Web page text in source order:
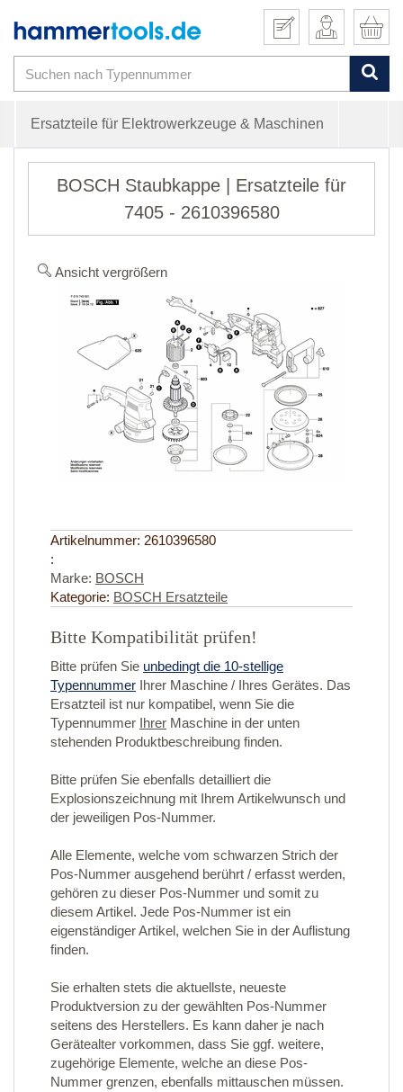
Ersatzteile für Elektrowerkzeuge & Maschinen
BOSCH Staubkappe | Ersatzteile für
7405 - 2610396580
Ansicht vergrößern
Artikelnummer: 2610396580
:
Marke: BOSCH
Kategorie: BOSCH Ersatzteile
Bitte Kompatibilität prüfen!
Bitte prüfen Sie unbedingt die 10-stellige
Typennummer Ihrer Maschine / Ihres Gerätes. Das
Ersatzteil ist nur kompatibel, wenn Sie die
Typennummer Ihrer Maschine in der unten
stehenden Produktbeschreibung finden.
Bitte prüfen Sie ebenfalls detailliert die
Explosionszeichnung mit Ihrem Artikelwunsch und
der jeweiligen Pos-Nummer.
Alle Elemente, welche vom schwarzen Strich der
Pos-Nummer ausgehend berührt / erfasst werden,
gehören zu dieser Pos-Nummer und somit zu
diesem Artikel. Jede Pos-Nummer ist ein
eigenständiger Artikel, welchen Sie in der Auflistung
finden.
Sie erhalten stets die aktuellste, neueste
Produktversion zu der gewählten Pos-Nummer
seitens des Herstellers. Es kann daher je nach
Gerätealter vorkommen, dass Sie ggf. weitere,
zugehörige Elemente, welche an diese Pos-
Nummer grenzen, ebenfalls mittauschen müssen.